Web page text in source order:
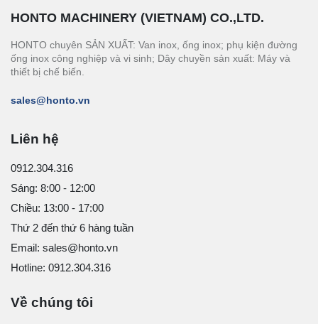
HONTO MACHINERY (VIETNAM) CO.,LTD.
HONTO chuyên SẢN XUẤT: Van inox, ống inox; phụ kiện đường
ống inox công nghiệp và vi sinh; Dây chuyền sản xuất: Máy và
thiết bị chế biến.
sales@honto.vn
Liên hệ
0912.304.316
Sáng: 8:00 - 12:00
Chiều: 13:00 - 17:00
Thứ 2 đến thứ 6 hàng tuần
Email: sales@honto.vn
Hotline: 0912.304.316
Về chúng tôi